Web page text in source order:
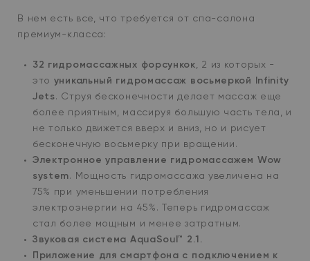
В нем есть все, что требуется от спа-салона
премиум-класса:
32 гидромассажных форсункок, 2 из которых -
это уникальный гидромассаж восьмеркой Infinity
Jets. Струя бесконечности делает массаж еще
более приятным, массируя большую часть тела, и
не только движется вверх и вниз, но и рисует
бесконечную восьмерку при вращении.
Электронное управление гидромассажем Wow
system.
Мощность гидромассажа увеличена на
75% при уменьшении потребления
электроэнергии на 45%. Теперь гидромассаж
стал более мощным и менее затратным.
Звуковая система AquaSoul™ 2.1.
Приложение для смартфона с подключением к